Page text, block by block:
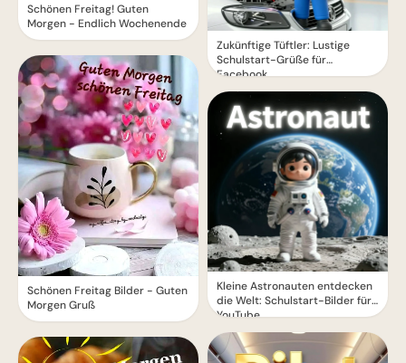
Schönen Freitag! Guten
Morgen - Endlich Wochenende
Schönen Freitag Bilder - Guten
Morgen Gruß
Zukünftige Tüftler: Lustige
Schulstart-Grüße für
Facebook
Kleine Astronauten entdecken
die Welt: Schulstart-Bilder für
YouTube